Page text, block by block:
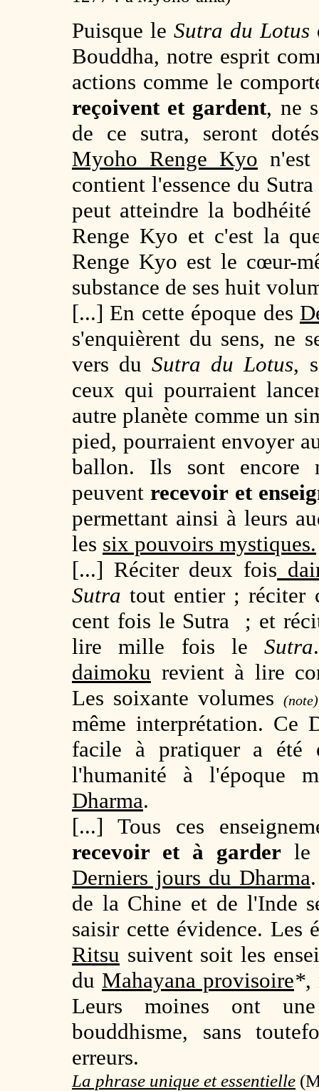
Puisque leSutra du Lotus
Bouddha, notre esprit
actions comme le
reçoivent et gardent, ne
de ce sutra, seront
Myoho Renge Kyo
contient l'essence du
peut atteindre la
Renge Kyo et c'est la
Renge Kyo est le cœur-
substance de ses huit
[...] En cette époque des
s'enquièrent du sens, ne
vers duSutra du Lotus,
ceux qui pourraient
autre planète comme un
pied, pourraient envoyer
ballon. Ils sont encore
peuvent recevoir et
permettant ainsi à leurs
les six pouvoirs mystiques.
[...] Réciter deux fois
Sutra tout entier ; réciter
cent fois le Sutra ; et
lire mille fois leSutra
daimoku revient à lire
Les soixante volumes
(note)
même interprétation. Ce
facile à pratiquer a été
l'humanité à l'époque
Dharma.
[...] Tous ces
recevoir et à garder
Derniers jours du Dharma
de la Chine et de l'Inde
saisir cette évidence. Les
Ritsu suivent soit les
du Mahayana provisoire*,
Leurs moines ont une
bouddhisme, sans
erreurs.
La phrase unique et essentielle (